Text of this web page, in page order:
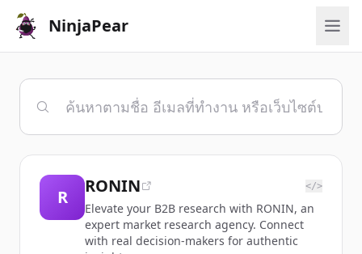
NinjaPear
R
RONIN </>
Elevate your B2B research with RONIN, an
expert market research agency. Connect
with real decision-makers for authentic